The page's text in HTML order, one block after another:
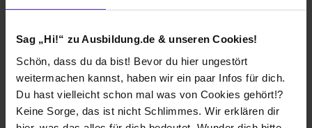
Sag „Hi!“ zu Ausbildung.de & unseren Cookies!
Schön, dass du da bist! Bevor du hier ungestört
weitermachen kannst, haben wir ein paar Infos für dich.
Du hast vielleicht schon mal was von Cookies gehört!?
Keine Sorge, das ist nicht Schlimmes. Wir erklären dir
beibekra© GmbH & Co.KG
78333 Stockach
01.09.2026
1 freier Platz